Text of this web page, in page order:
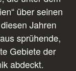
über seinen
Jahren
sprühende,
Gebiete der
abdeckt.